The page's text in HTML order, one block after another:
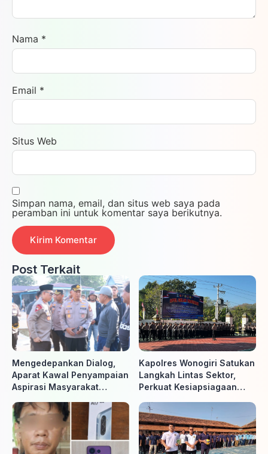
Nama *
Email *
Situs Web
Simpan nama, email, dan situs web saya pada
peramban ini untuk komentar saya berikutnya.
Post Terkait
Mengedepankan Dialog,
Aparat Kawal Penyampaian
Aspirasi Masyarakat
Timur
Kapolres Wonogiri Satukan
Langkah Lintas Sektor,
Perkuat Kesiapsiagaan